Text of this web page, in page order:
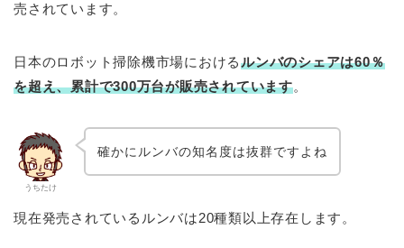
売されています。
日本のロボット掃除機市場におけるルンバのシェアは60％
を超え、累計で300万台が販売されています。
うちたけ
確かにルンバの知名度は抜群ですよね
現在発売されているルンバは20種類以上存在します。